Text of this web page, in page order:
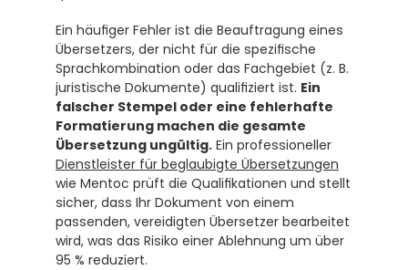
Ein häufiger Fehler ist die Beauftragung eines
Übersetzers, der nicht für die spezifische
Sprachkombination oder das Fachgebiet (z. B.
juristische Dokumente) qualifiziert ist. Ein
falscher Stempel oder eine fehlerhafte
Formatierung machen die gesamte
Übersetzung ungültig.
Dienstleister für beglaubigte Übersetzungen
wie Mentoc prüft die Qualifikationen und stellt
sicher, dass Ihr Dokument von einem
passenden, vereidigten Übersetzer bearbeitet
wird, was das Risiko einer Ablehnung um über
95 % reduziert.